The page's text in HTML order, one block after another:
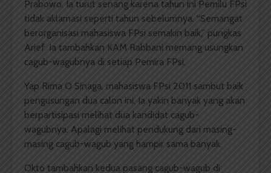
Prabowo. Ia turut senang karena tahun ini Pemilu FPsi
tidak aklamasi seperti tahun sebelumnya. “Semangat
berorganisasi mahasiswa FPsi semakin baik,” pungkas
Arief. Ia tambahkan KAM Rabbani memang usungkan
cagub-wagubnya di setiap Pemira FPsi.
Yap Rima O Sinaga, mahasiswa FPsi 2011 sambut baik
pengusungan dua calon ini. Ia yakin banyak yang akan
berpartisipasi melihat dua kandidat cagub-
wagubnya. Apalagi melihat pendukung dari masing-
masing cagub-wagub yang hampir sama banyak.
Okto tambahkan kedua pasang cagub-wagub di